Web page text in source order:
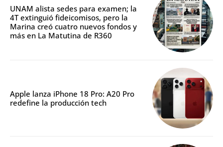
UNAM alista sedes para examen; la
4T extinguió fideicomisos, pero la
Marina creó cuatro nuevos fondos y
más en La Matutina de R360
Apple lanza iPhone 18 Pro: A20 Pro
redefine la producción tech